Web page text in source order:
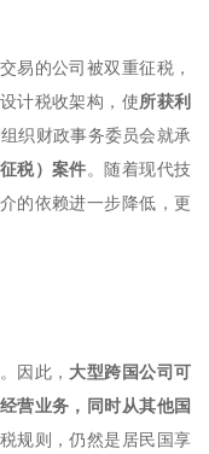
易的公司被双重征税，
计税收架构，使所获利
织财政事务委员会就承
税）案件。随着现代技
的依赖进一步降低，更
因此， 大型跨国公司可
营业务，同时从其他国
规则，仍然是居民国享